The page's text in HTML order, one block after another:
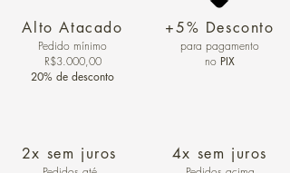
Alto Atacado
Pedido mínimo
R$3.000,00
20% de desconto
2x sem juros
+5% Desconto
para pagamento
no PIX
4x sem juros